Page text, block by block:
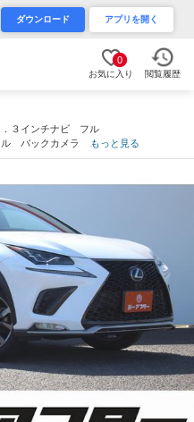
ダウンロード アプリを開く
0
お気に入り 閲覧履歴
３インチナビ フル
ル バックカメラ サ
黒革シート ＥＴＣ
もっと見る